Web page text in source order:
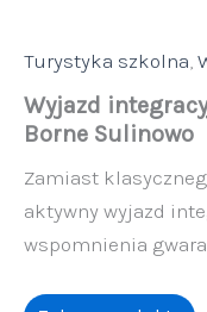
Turystyka szkolna
Wyjazd
Borne Sulinowo
Zamiast
aktywny wyjazd
wspomnienia